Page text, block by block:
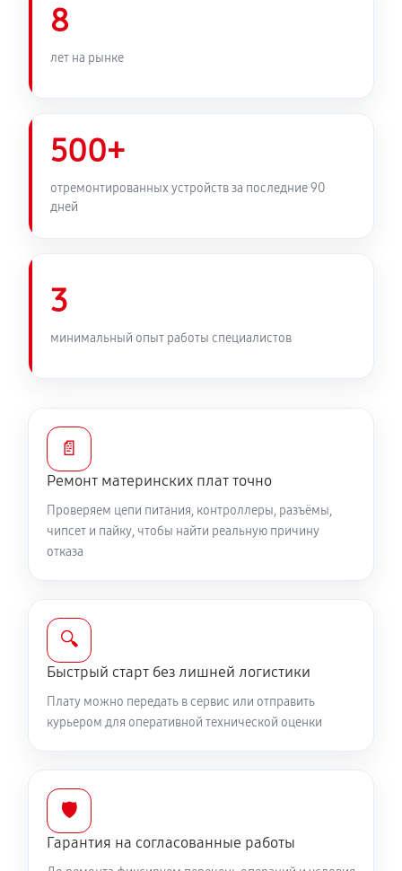
8
лет на рынке
500+
отремонтированных устройств за последние 90
дней
3
минимальный опыт работы специалистов
📄
Ремонт материнских плат точно
Проверяем цепи питания, контроллеры, разъёмы,
чипсет и пайку, чтобы найти реальную причину
отказа
🔍
Быстрый старт без лишней логистики
Плату можно передать в сервис или отправить
курьером для оперативной технической оценки
🛡️
Гарантия на согласованные работы